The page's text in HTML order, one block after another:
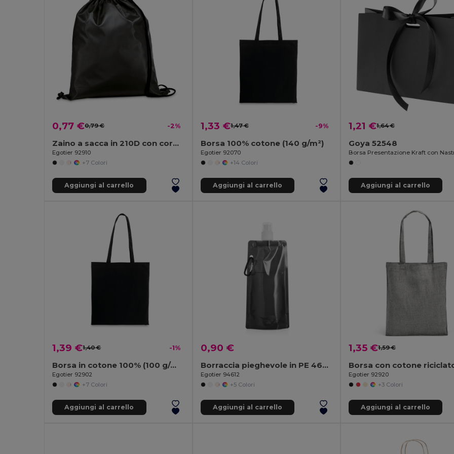
0,77 €0,79 € -2%
Zaino a sacca in 210D con cordoncini neri
Egotier 92910
+7 Colori
Aggiungi al carrello
1,33 €1,47 € -9%
Borsa 100% cotone (140 g/m²)
Egotier 92070
+14 Colori
Aggiungi al carrello
1,21 €1,64 €
Goya 52548
Aggiungi al carrello
1,39 €1,40 € -1%
Borsa in cotone 100% (100 g/m²)
Egotier 92902
+7 Colori
Aggiungi al carrello
0,90 €
Borraccia pieghevole in PE 460 mL
Egotier 94612
+5 Colori
Aggiungi al carrello
1,35 €1,59 €
Egotier 92920
+3 Colori
Aggiungi al carrello